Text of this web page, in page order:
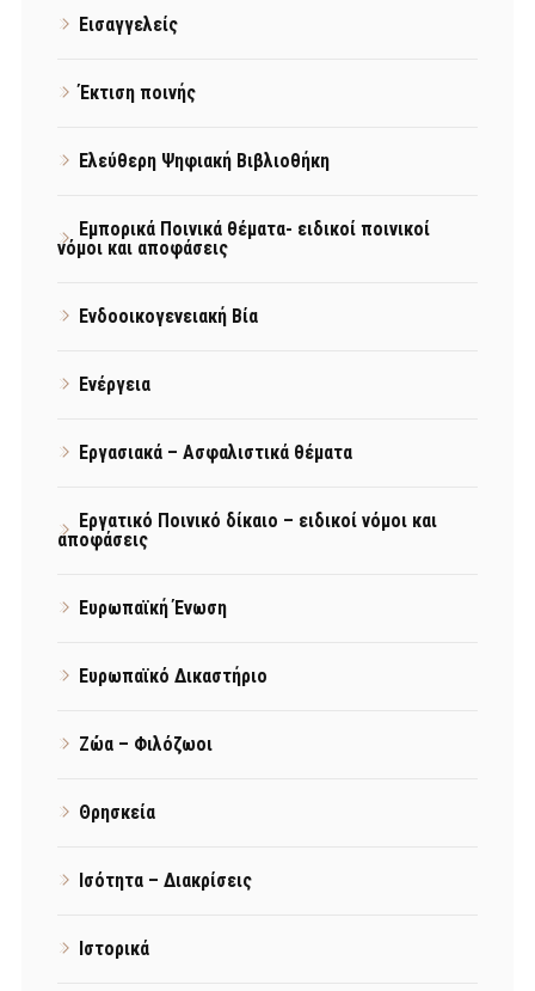
Εισαγγελείς
Έκτιση ποινής
Ελεύθερη Ψηφιακή Βιβλιοθήκη
Εμπορικά Ποινικά θέματα- ειδικοί ποινικοί
νόμοι και αποφάσεις
Ενδοοικογενειακή Βία
Ενέργεια
Εργασιακά – Ασφαλιστικά θέματα
Εργατικό Ποινικό δίκαιο – ειδικοί νόμοι και
αποφάσεις
Ευρωπαϊκή Ένωση
Ευρωπαϊκό Δικαστήριο
Ζώα – Φιλόζωοι
Θρησκεία
Ισότητα – Διακρίσεις
Ιστορικά